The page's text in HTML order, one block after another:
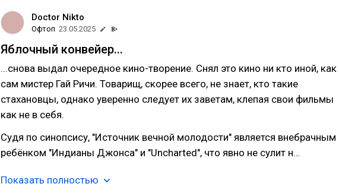
Doctor Nikto
Офтоп 23.05.2025
Яблочный конвейер...
...снова выдал очередное кино-творение. Снял это кино ни кто иной, как
сам мистер Гай Ричи. Товарищ, скорее всего, не знает, кто такие
стахановцы, однако уверенно следует их заветам, клепая свои фильмы
как не в себя.
Судя по синопсису, "Источник вечной молодости" является внебрачным
ребёнком "Индианы Джонса" и "Uncharted", что явно не сулит н…
Показать полностью